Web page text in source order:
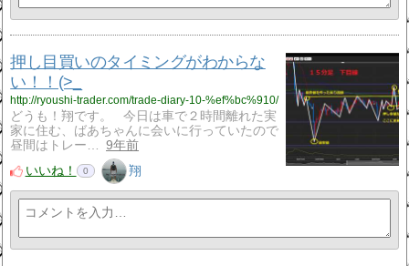
押し目買いのタイミングがわからな
い！！(>_
http://ryoushi-trader.com/trade-diary-10-%ef%bc%910/
どうも！翔です。 今日は車で２時間離れた実
家に住む、ばあちゃんに会いに行っていたので
昼間はトレー…
9年前
いいね！
0 翔